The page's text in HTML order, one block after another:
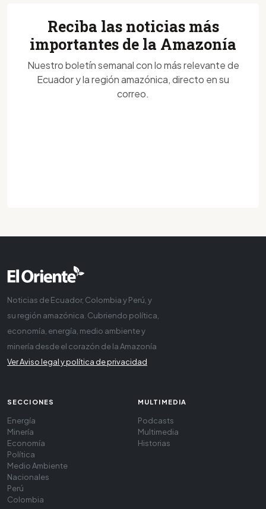
Reciba las noticias más
importantes de la Amazonía
Nuestro boletín semanal con lo más relevante de
Ecuador y la región amazónica, directo en su
correo.
Noticias de Ecuador, Colombia y Perú, y
su región amazónica. Cubriendo política,
economía, energía, medio ambiente y
minería desde el corazón de la Amazonía
Ver Aviso legal y política de privacidad
SECCIONES
Energía
Minería
Economía
Política
Medio Ambiente
Nacionales
Perú
Colombia
MULTIMEDIA
Podcasts
Multimedia
Historias